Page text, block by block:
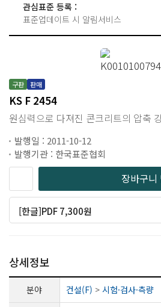
관심표준 등록 :
표준업데이트 시 알림서비스
구판 판매
KS F 2454
원심력으로 다져진 콘크리트의 압축
발행일 : 2011-10-12
발행기관 : 한국표준협회
장바구니
[한글]PDF 7,300원
상세정보
분야 건설(F) > 시험·검사·측량